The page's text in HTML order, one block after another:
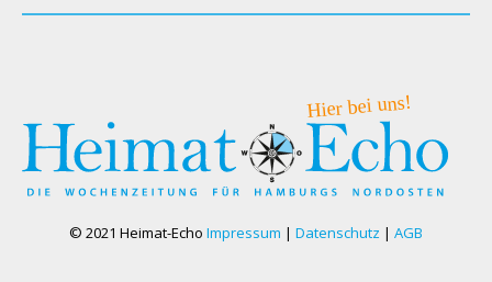
© 2021 Heimat-Echo Impressum | Datenschutz | AGB